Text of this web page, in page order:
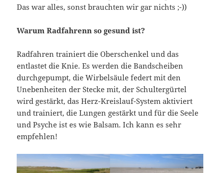
Das war alles, sonst brauchten wir gar nichts ;-))
Warum Radfahrenn so gesund ist?
Radfahren trainiert die Oberschenkel und das
entlastet die Knie. Es werden die Bandscheiben
durchgepumpt, die Wirbelsäule federt mit den
Unebenheiten der Stecke mit, der Schultergürtel
wird gestärkt, das Herz-Kreislauf-System aktiviert
und trainiert, die Lungen gestärkt und für die Seele
und Psyche ist es wie Balsam. Ich kann es sehr
empfehlen!